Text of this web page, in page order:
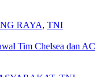
RAYA, TNI
Tim Chelsea dan AC